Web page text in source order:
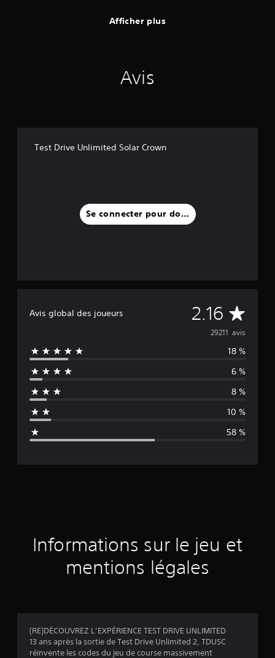
Afficher plus
Avis
Test Drive Unlimited Solar Crown
Se connecter pour donner un avis
Avis global des joueurs 2.16 M
o
y
e
n
d
a
29211 avis
18 %
6 %
8 %
10 %
58 %
Informations sur le jeu et
mentions légales
(RE)DÉCOUVREZ L’EXPÉRIENCE TEST DRIVE UNLIMITED
13 ans après la sortie de Test Drive Unlimited 2, TDUSC
réinvente les codes du jeu de course massivement